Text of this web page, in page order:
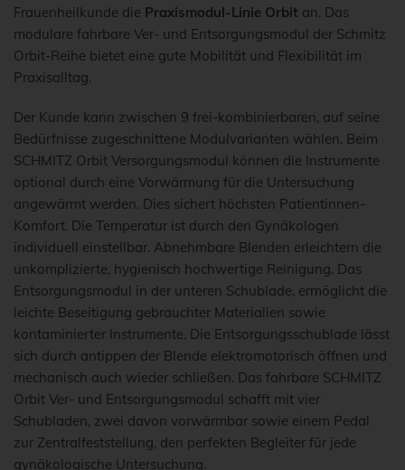
Frauenheilkunde die Praxismodul-Linie Orbit an. Das
modulare fahrbare Ver- und Entsorgungsmodul der Schmitz
Orbit-Reihe bietet eine gute Mobilität und Flexibilität im
Praxisalltag.
Der Kunde kann zwischen 9 frei-kombinierbaren, auf seine
Bedürfnisse zugeschnittene Modulvarianten wählen. Beim
SCHMITZ Orbit Versorgungsmodul können die Instrumente
optional durch eine Vorwärmung für die Untersuchung
angewärmt werden. Dies sichert höchsten Patientinnen-
Komfort. Die Temperatur ist durch den Gynäkologen
individuell einstellbar. Abnehmbare Blenden erleichtern die
unkomplizierte, hygienisch hochwertige Reinigung. Das
Entsorgungsmodul in der unteren Schublade, ermöglicht die
leichte Beseitigung gebrauchter Materialien sowie
kontaminierter Instrumente. Die Entsorgungsschublade lässt
sich durch antippen der Blende elektromotorisch öffnen und
mechanisch auch wieder schließen. Das fahrbare SCHMITZ
Orbit Ver- und Entsorgungsmodul schafft mit vier
Schubladen, zwei davon vorwärmbar sowie einem Pedal
zur Zentralfeststellung, den perfekten Begleiter für jede
gynäkologische Untersuchung.